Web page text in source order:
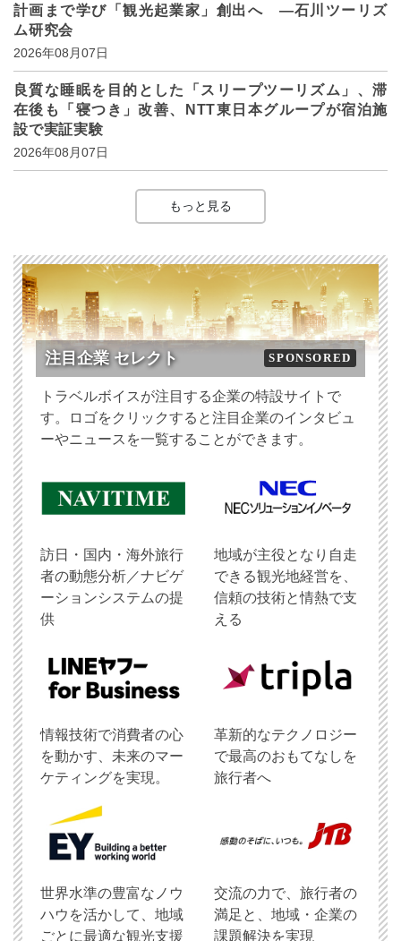
計画まで学び「観光起業家」創出へ ―石川ツーリズ
ム研究会
2026年08月07日
良質な睡眠を目的とした「スリープツーリズム」、滞
在後も「寝つき」改善、NTT東日本グループが宿泊施
設で実証実験
2026年08月07日
もっと見る
注目企業 セレクト SPONSORED
トラベルボイスが注目する企業の特設サイトで
す。ロゴをクリックすると注目企業のインタビュ
ーやニュースを一覧することができます。
訪日・国内・海外旅行
者の動態分析／ナビゲ
ーションシステムの提
供
地域が主役となり自走
できる観光地経営を、
信頼の技術と情熱で支
える
情報技術で消費者の心
を動かす、未来のマー
ケティングを実現。
革新的なテクノロジー
で最高のおもてなしを
旅行者へ
世界水準の豊富なノウ
ハウを活かして、地域
ごとに最適な観光支援
交流の力で、旅行者の
満足と、地域・企業の
課題解決を実現